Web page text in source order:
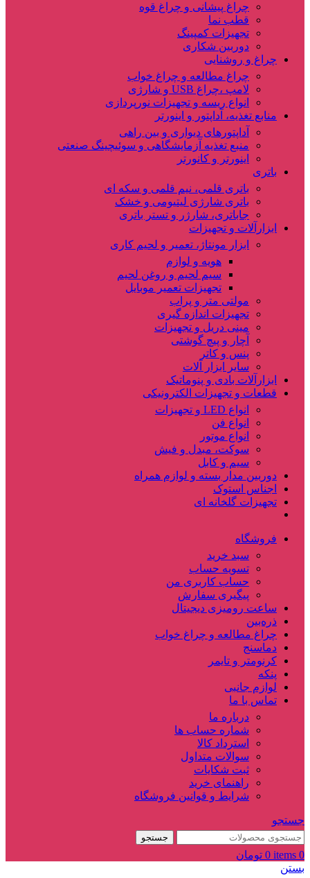
چراغ پیشانی و چراغ قوه
قطب نما
تجهیزات کمپینگ
دوربین شکاری
چراغ و روشنایی
چراغ مطالعه و چراغ خواب
لامپ ،چراغ USB و شارژی
انواع ریسه و تجهیزات نورپردازی
منابع تغذیه، آداپتور و اینورتر
آداپتورهای دیواری و بین راهی
منبع تغذیه آزمایشگاهی و سوئیچینگ صنعتی
اینورتر و کانورتر
باتری
باتری قلمی، نیم قلمی و سکه ای
باتری شارژی لیتیومی و خشک
جاباتری، شارژر و تستر باتری
ابزارآلات و تجهیزات
ابزار مونتاژ، تعمیر و لحیم کاری
هویه و لوازم
سیم لحیم و روغن لحیم
تجهیزات تعمیر موبایل
مولتی متر و پراب
تجهیزات اندازه گیری
مینی دریل و تجهیزات
آچار و پیچ گوشتی
پنس و کاتر
سایر ابزار آلات
ابزارآلات بادی و پنوماتیک
قطعات و تجهیزات الکترونیکی
انواع LED و تجهیزات
انواع فن
انواع موتور
سوکت، مبدل و فیش
سیم و کابل
دوربین مدار بسته و لوازم همراه
اجناس استوک
تجهیزات گلخانه ای
فروشگاه
سبد خرید
تسویه حساب
حساب کاربری من
پیگیری سفارش
ساعت‌ رومیزی دیجیتال
ذره‌بین‌
چراغ مطالعه و چراغ خواب
دماسنج‌
کرنومتر و تایمر
پنکه
لوازم جانبی
تماس با ما
درباره ما
شماره حساب ها
استرداد کالا
سوالات متداول
ثبت شکایات
راهنمای خرید
شرایط و قوانین فروشگاه
جستجو
جستجو
0
items
0 تومان
بستن